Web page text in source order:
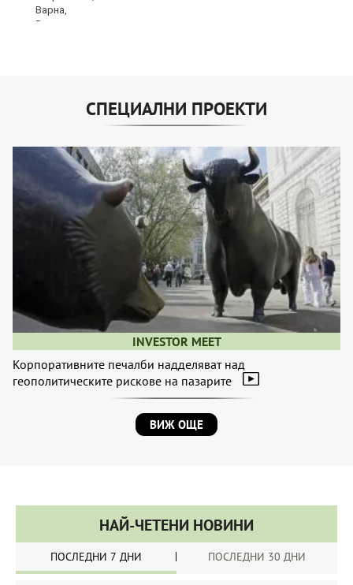
СПЕЦИАЛНИ ПРОЕКТИ
INVESTOR MEET
Корпоративните печалби надделяват над
геополитическите рискове на пазарите
ВИЖ ОЩЕ
НАЙ-ЧЕТЕНИ НОВИНИ
ПОСЛЕДНИ 7 ДНИ ПОСЛЕДНИ 30 ДНИ